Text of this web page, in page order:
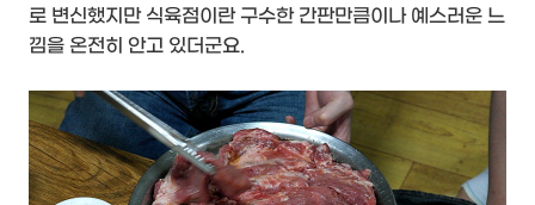
로 변신했지만 식육점이란 구수한 간판만큼이나 예스러운 느
낌을 온전히 안고 있더군요.